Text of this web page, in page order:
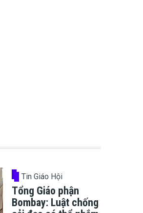
Tin Giáo Hội
Tổng Giáo phận
Bombay: Luật chống